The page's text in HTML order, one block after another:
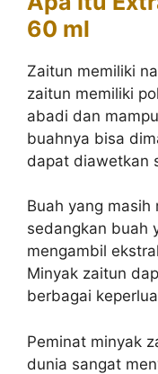
60 ml
Zaitun memiliki
zaitun memiliki
abadi dan
buahnya bisa
dapat diawetkan
Buah yang
sedangkan buah
mengambil
Minyak zaitun
berbagai
Peminat minyak
dunia sangat